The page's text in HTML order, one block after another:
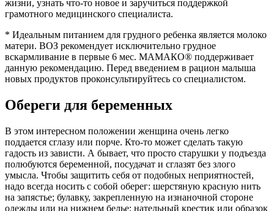
жизни, узнать что-то новое и заручиться поддержкой
грамотного медицинского специалиста.
* Идеальным питанием для грудного ребенка является молоко
матери. ВОЗ рекомендует исключительно грудное
вскармливание в первые 6 мес. МАМАКО® поддерживает
данную рекомендацию. Перед введением в рацион малыша
новых продуктов проконсультируйтесь со специалистом.
Обереги для беременных
В этом интересном положении женщина очень легко
поддается сглазу или порче. Кто-то может сделать такую
гадость из зависти. А бывает, что просто старушки у подъезда
полюбуются беременной, посудачат и сглазят без злого
умысла. Чтобы защитить себя от подобных неприятностей,
надо всегда носить с собой оберег: шерстяную красную нить
на запястье; булавку, закрепленную на изнаночной стороне
одежды или на нижнем белье; нательный крестик или образок